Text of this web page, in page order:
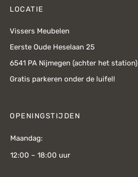
LOCATIE
Vissers Meubelen
Eerste Oude Heselaan 25
6541 PA Nijmegen (achter het station)
Gratis parkeren onder de luifel!
OPENINGSTIJDEN
Maandag:
12:00 – 18:00 uur